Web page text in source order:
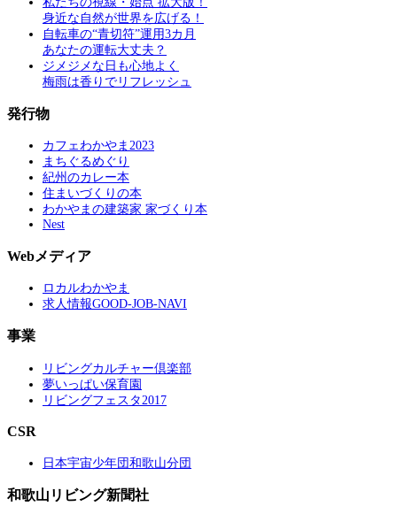
身近な自然が世界を広げる！
自転車の“青切符”運用3カ月
あなたの運転大丈夫？
ジメジメな日も心地よく
梅雨は香りでリフレッシュ
発行物
カフェわかやま2023
まちぐるめぐり
紀州のカレー本
住まいづくりの本
わかやまの建築家 家づくり本
Nest
Webメディア
ロカルわかやま
求人情報GOOD-JOB-NAVI
事業
リビングカルチャー倶楽部
夢いっぱい保育園
リビングフェスタ2017
CSR
日本宇宙少年団和歌山分団
和歌山リビング新聞社